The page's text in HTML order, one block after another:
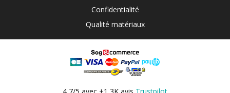
Confidentialité
Qualité matériaux